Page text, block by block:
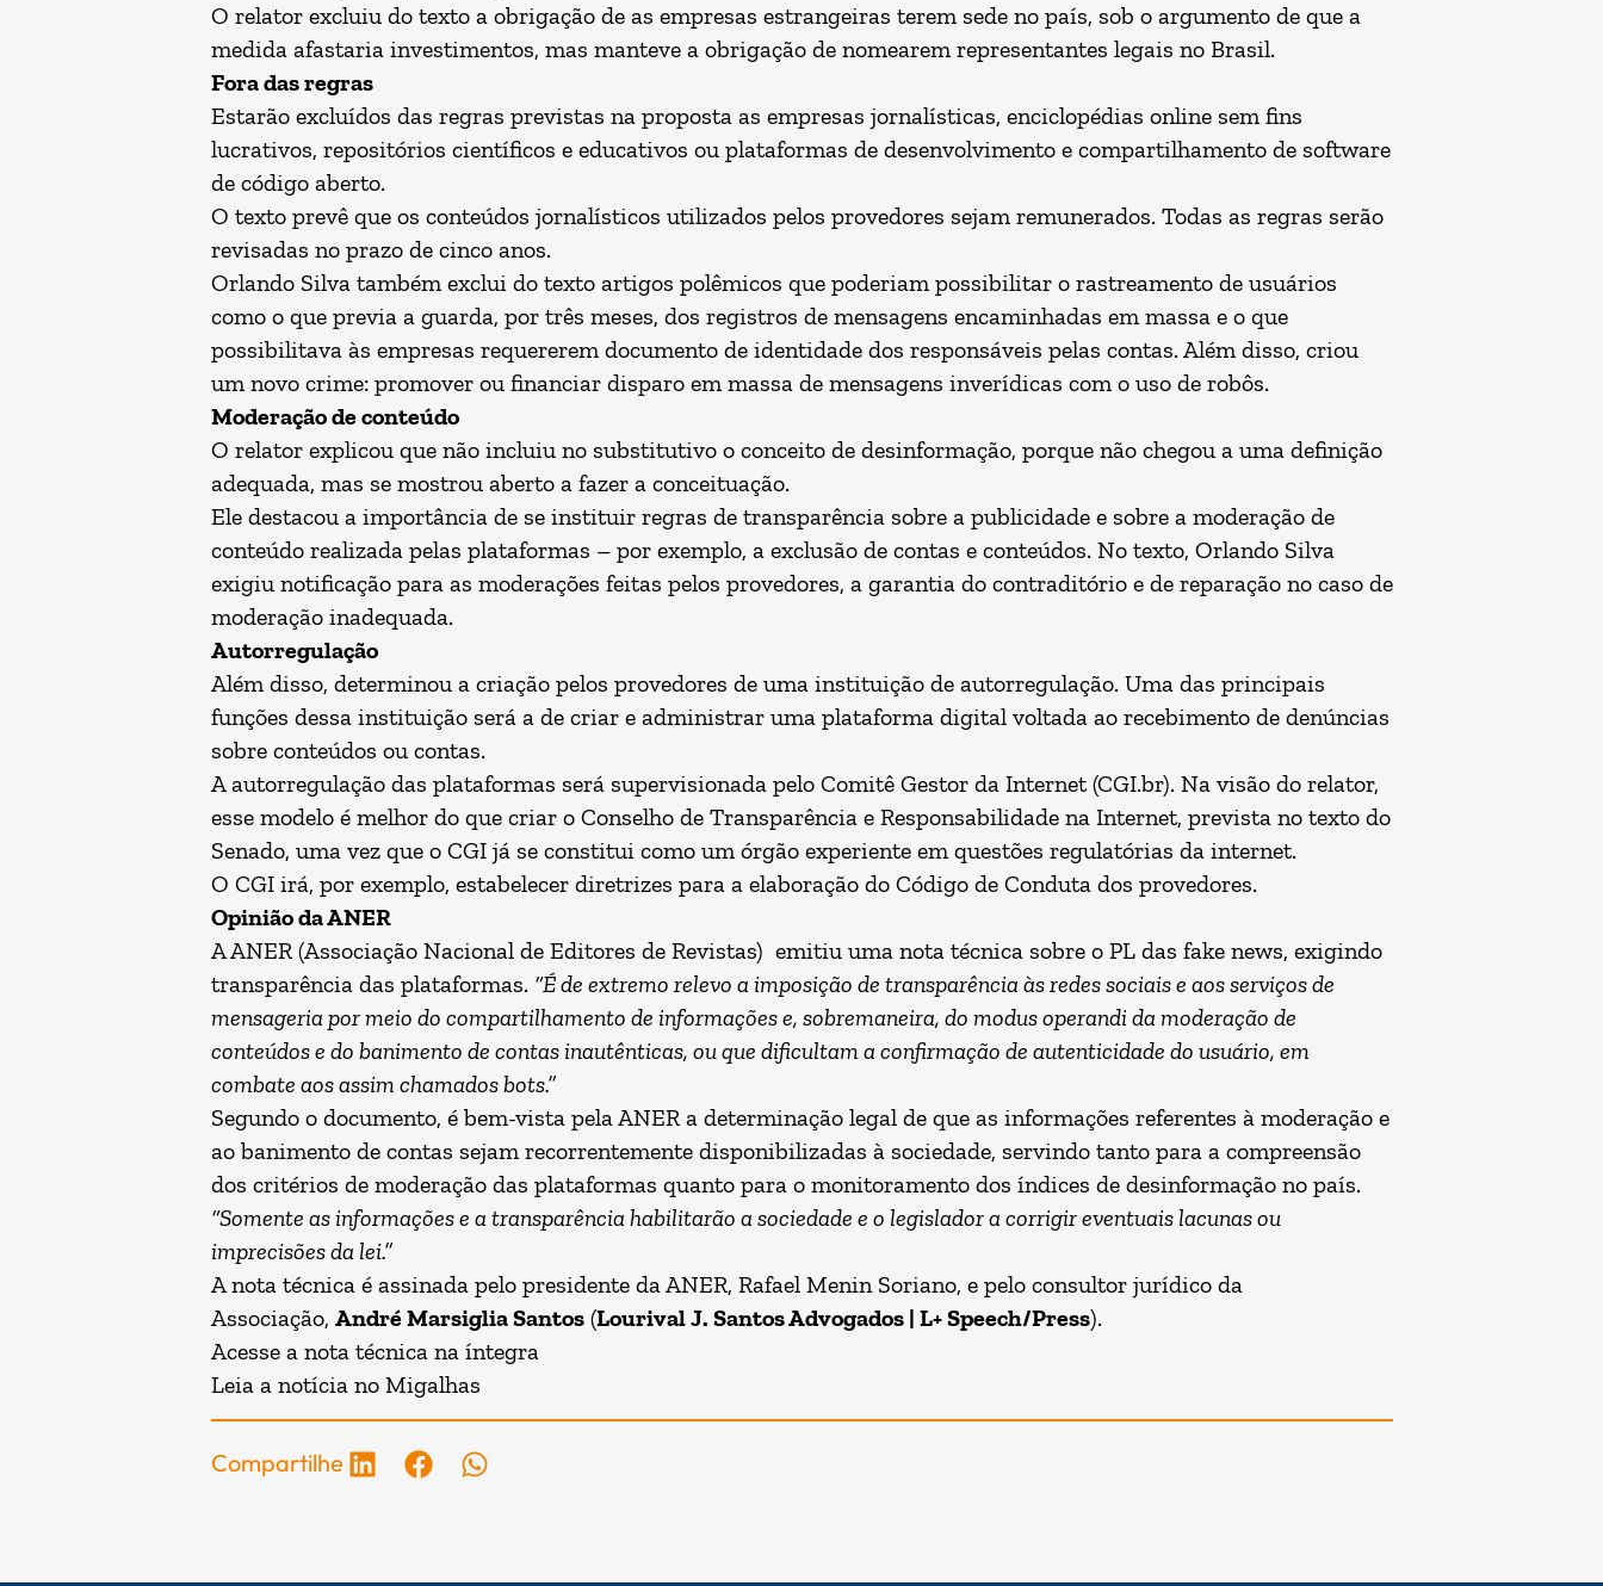
O relator excluiu do texto a obrigação de as empresas estrangeiras terem sede no país, sob o argumento de que a
medida afastaria investimentos, mas manteve a obrigação de nomearem representantes legais no Brasil.
Fora das regras
Estarão excluídos das regras previstas na proposta as empresas jornalísticas, enciclopédias online sem fins
lucrativos, repositórios científicos e educativos ou plataformas de desenvolvimento e compartilhamento de software
de código aberto.
O texto prevê que os conteúdos jornalísticos utilizados pelos provedores sejam remunerados. Todas as regras serão
revisadas no prazo de cinco anos.
Orlando Silva também exclui do texto artigos polêmicos que poderiam possibilitar o rastreamento de usuários
como o que previa a guarda, por três meses, dos registros de mensagens encaminhadas em massa e o que
possibilitava às empresas requererem documento de identidade dos responsáveis pelas contas. Além disso, criou
um novo crime: promover ou financiar disparo em massa de mensagens inverídicas com o uso de robôs.
Moderação de conteúdo
O relator explicou que não incluiu no substitutivo o conceito de desinformação, porque não chegou a uma definição
adequada, mas se mostrou aberto a fazer a conceituação.
Ele destacou a importância de se instituir regras de transparência sobre a publicidade e sobre a moderação de
conteúdo realizada pelas plataformas – por exemplo, a exclusão de contas e conteúdos. No texto, Orlando Silva
exigiu notificação para as moderações feitas pelos provedores, a garantia do contraditório e de reparação no caso de
moderação inadequada.
Autorregulação
Além disso, determinou a criação pelos provedores de uma instituição de autorregulação. Uma das principais
funções dessa instituição será a de criar e administrar uma plataforma digital voltada ao recebimento de denúncias
sobre conteúdos ou contas.
A autorregulação das plataformas será supervisionada pelo Comitê Gestor da Internet (CGI.br). Na visão do relator,
esse modelo é melhor do que criar o Conselho de Transparência e Responsabilidade na Internet, prevista no texto do
Senado, uma vez que o CGI já se constitui como um órgão experiente em questões regulatórias da internet.
O CGI irá, por exemplo, estabelecer diretrizes para a elaboração do Código de Conduta dos provedores.
Opinião da ANER
A ANER (Associação Nacional de Editores de Revistas) emitiu uma nota técnica sobre o PL das fake news, exigindo
transparência das plataformas. “É de extremo relevo a imposição de transparência às redes sociais e aos serviços de
mensageria por meio do compartilhamento de informações e, sobremaneira, do modus operandi da moderação de
conteúdos e do banimento de contas inautênticas, ou que dificultam a confirmação de autenticidade do usuário, em
combate aos assim chamados bots.”
Segundo o documento, é bem-vista pela ANER a determinação legal de que as informações referentes à moderação e
ao banimento de contas sejam recorrentemente disponibilizadas à sociedade, servindo tanto para a compreensão
dos critérios de moderação das plataformas quanto para o monitoramento dos índices de desinformação no país.
“Somente as informações e a transparência habilitarão a sociedade e o legislador a corrigir eventuais lacunas ou
imprecisões da lei.”
A nota técnica é assinada pelo presidente da ANER, Rafael Menin Soriano, e pelo consultor jurídico da
Associação, André Marsiglia Santos(Lourival J. Santos Advogados | L+ Speech/Press).
Acesse a nota técnica na íntegra
Leia a notícia no Migalhas
Compartilhe